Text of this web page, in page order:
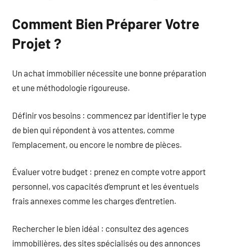
Comment Bien Préparer Votre
Projet ?
Un achat immobilier nécessite une bonne préparation
et une méthodologie rigoureuse.
Définir vos besoins : commencez par identifier le type
de bien qui répondent à vos attentes, comme
l’emplacement, ou encore le nombre de pièces.
Évaluer votre budget : prenez en compte votre apport
personnel, vos capacités d’emprunt et les éventuels
frais annexes comme les charges d’entretien.
Rechercher le bien idéal : consultez des agences
immobilières, des sites spécialisés ou des annonces